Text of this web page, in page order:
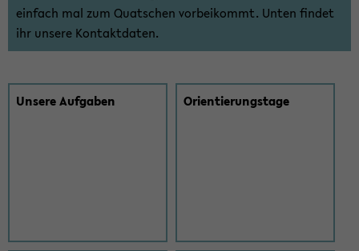
ein­fach mal zum Quat­schen vor­bei­kommt. Unten fin­det
ihr un­se­re Kon­takt­da­ten.
Un­se­re Auf­ga­ben Ori­en­tie­rungs­ta­ge